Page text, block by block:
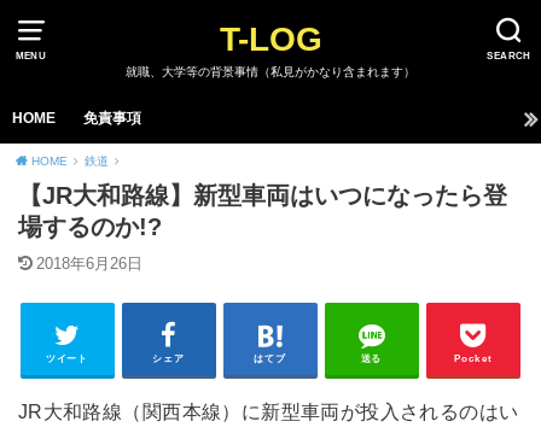
MENU SEARCH
T-LOG
就職、大学等の背景事情（私見がかなり含まれます）
HOME 免責事項
HOME 鉄道
【JR大和路線】新型車両はいつになったら登
場するのか!?
2018年6月26日
ツイート シェア はてブ 送る Pocket
JR大和路線（関西本線）に新型車両が投入されるのはい